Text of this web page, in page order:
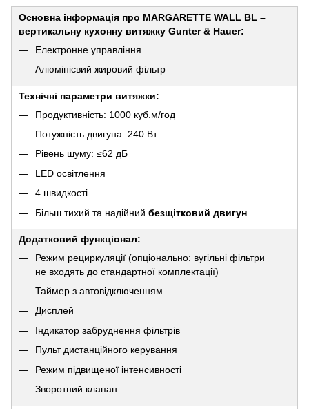
Основна інформація про MARGARETTE WALL BL –
вертикальну кухонну витяжку Gunter & Hauer:
Електронне управління
Алюмінієвий жировий фільтр
Технічні параметри витяжки:
Продуктивність: 1000 куб.м/год
Потужність двигуна: 240 Вт
Рівень шуму: ≤62 дБ
LED освітлення
4 швидкості
Більш тихий та надійний безщітковий двигун
Додатковий функціонал:
Режим рециркуляції (опціонально: вугільні фільтри
не входять до стандартної комплектації)
Таймер з автовідключенням
Дисплей
Індикатор забруднення фільтрів
Пульт дистанційного керування
Режим підвищеної інтенсивності
Зворотний клапан